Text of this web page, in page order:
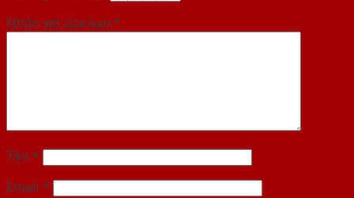
Nhận xét của bạn *
Tên *
Email *